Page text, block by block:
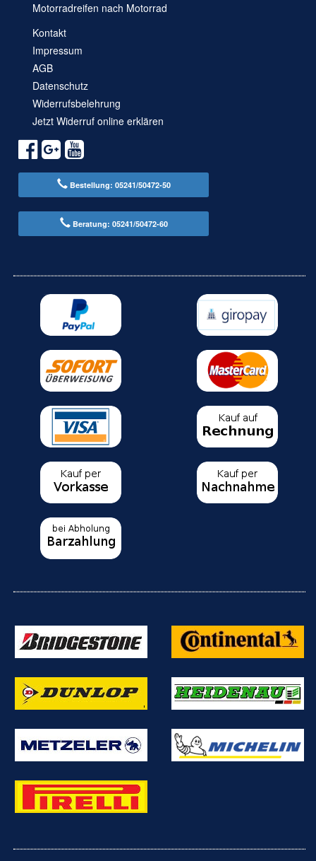
Motorradreifen nach Motorrad
Kontakt
Impressum
AGB
Datenschutz
Widerrufsbelehrung
Jetzt Widerruf online erklären
Bestellung: 05241/50472-50
Beratung: 05241/50472-60